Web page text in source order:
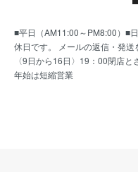
■平日（AM11:00～PM8:00）■
休日です。 メールの返信・発
〈9日から16日〉19：00閉店
年始は短縮営業